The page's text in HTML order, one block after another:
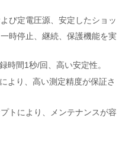
び定電圧源、安定したショッ
時停止、継続、保護機能を実
時間1秒/回、高い安定性。
より、高い測定精度が保証さ
トにより、メンテナンスが容